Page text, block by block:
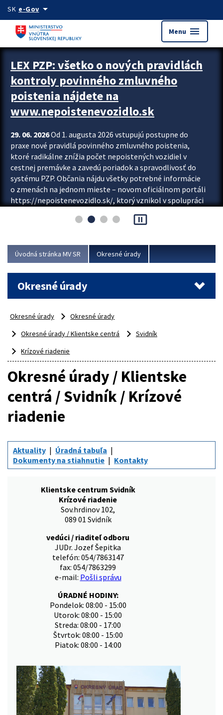
Preskocit na hlavný obsah
SK e-Govarrow_drop_down
Menu menu
Zastavit automatický posun upútavok
LEX PZP: všetko o nových pravidlách
kontroly povinného zmluvného
poistenia nájdete na
www.nepoistenevozidlo.sk
29. 06. 2026Od 1. augusta 2026 vstupujú postupne do
praxe nové pravidlá povinného zmluvného poistenia,
ktoré radikálne znížia počet nepoistených vozidiel v
cestnej premávke a zavedú poriadok a spravodlivosť do
systému PZP. Občania nájdu všetky potrebné informácie
o zmenách na jednom mieste – novom oficiálnom portáli
https://nepoistenevozidlo.sk/, ktorý vznikol v spolupráci
asociácie poisťovní (SLASPO) a Ministerstva vnútra SR.
Viac
pause_presentation
Úvodná stránka MV SR Okresné úrady
Okresné úrady
Okresné úrady
Okresné úrady
Okresné úrady / Klientske centrá
Svidník
Krízové riadenie
Okresné úrady / Klientske
centrá / Svidník / Krízové
riadenie
Aktuality
Úradná tabuľa
Dokumenty na stiahnutie
Kontakty
Klientske centrum Svidník
Krízové riadenie
Sov.hrdinov 102,
089 01 Svidník
vedúci / riaditeľ odboru
JUDr. Jozef Šepitka
telefón: 054/7863147
fax: 054/7863299
e-mail: Pošli správu
ÚRADNÉ HODINY:
Pondelok: 08:00 - 15:00
Utorok: 08:00 - 15:00
Streda: 08:00 - 17:00
Štvrtok: 08:00 - 15:00
Piatok: 08:00 - 14:00